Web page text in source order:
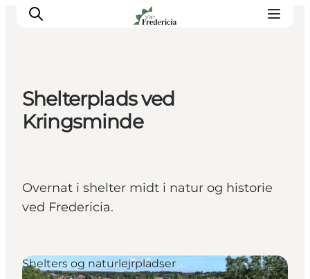
Det sker
Oplevelser
Planlæg din tur
Book guidet tur
Shelterplads ved
Kringsminde
Overnat i shelter midt i natur og historie
ved Fredericia.
Shelters og naturlejrpladser